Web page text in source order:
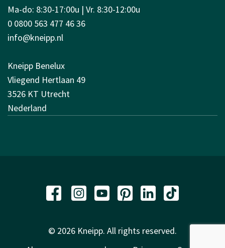
Ma-do: 8:30-17:00u | Vr. 8:30-12:00u
0 0800 563 477 46 36
info@kneipp.nl
Kneipp Benelux
Vliegend Hertlaan 49
3526 KT Utrecht
Nederland
© 2026 Kneipp. All rights reserved.